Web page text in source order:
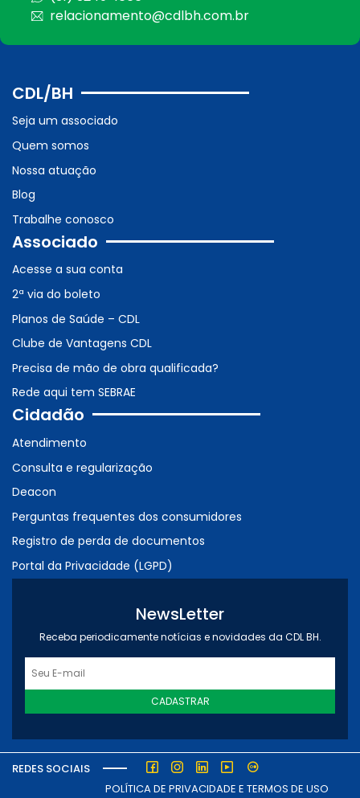
relacionamento@cdlbh.com.br
CDL/BH
Seja um associado
Quem somos
Nossa atuação
Blog
Trabalhe conosco
Associado
Acesse a sua conta
2ª via do boleto
Planos de Saúde – CDL
Clube de Vantagens CDL
Precisa de mão de obra qualificada?
Rede aqui tem SEBRAE
Cidadão
Atendimento
Consulta e regularização
Deacon
Perguntas frequentes dos consumidores
Registro de perda de documentos
Portal da Privacidade (LGPD)
NewsLetter
Receba periodicamente notícias e novidades da CDL BH.
CADASTRAR
REDES SOCIAIS
POLÍTICA DE PRIVACIDADE E TERMOS DE USO